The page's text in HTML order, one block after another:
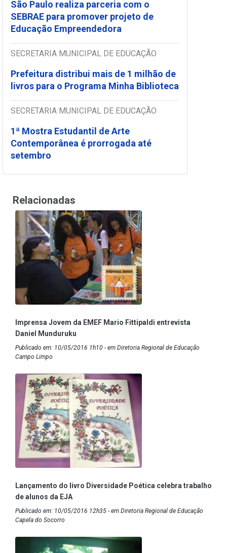
São Paulo realiza parceria com o
SEBRAE para promover projeto de
Educação Empreendedora
SECRETARIA MUNICIPAL DE EDUCAÇÃO
Prefeitura distribui mais de 1 milhão de
livros para o Programa Minha Biblioteca
SECRETARIA MUNICIPAL DE EDUCAÇÃO
1ª Mostra Estudantil de Arte
Contemporânea é prorrogada até
setembro
Relacionadas
Imprensa Jovem da EMEF Mario Fittipaldi entrevista
Daniel Munduruku
Publicado em: 10/05/2016 1h10 - em Diretoria Regional de Educação
Campo Limpo
Lançamento do livro Diversidade Poética celebra trabalho
de alunos da EJA
Publicado em: 10/05/2016 12h35 - em Diretoria Regional de Educação
Capela do Socorro